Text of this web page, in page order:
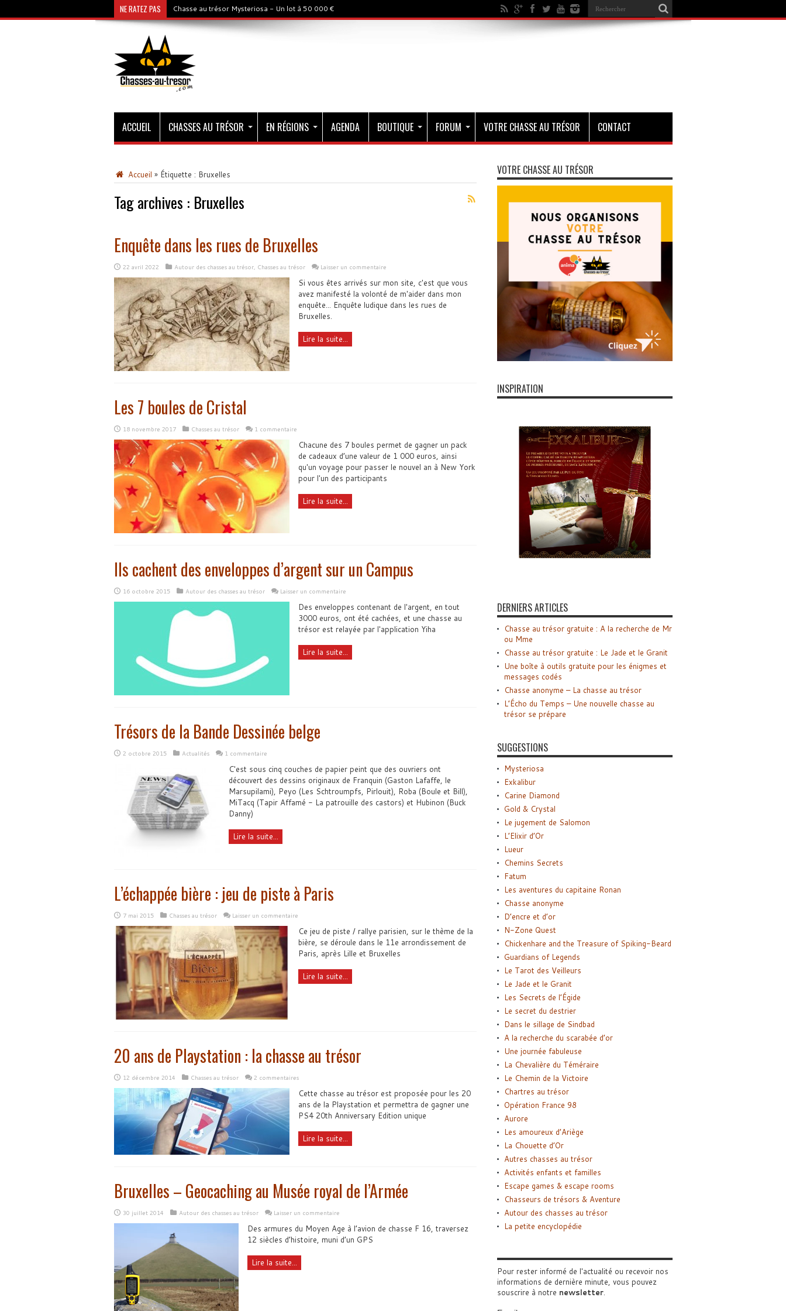
NE RATEZ PAS Chasse au trésor Mysteriosa - Un lot à 50 000 €
ACCUEIL CHASSES AU TRÉSOR EN RÉGIONS AGENDA BOUTIQUE FORUM VOTRE CHASSE AU TRÉSOR CONTACT
Accueil » Étiquette : Bruxelles
Tag archives : Bruxelles
Enquête dans les rues de Bruxelles
22 avril 2022 Autour des chasses au trésor, Chasses au trésor Laisser un commentaire
Si vous êtes arrivés sur mon site, c'est que vous
avez manifesté la volonté de m'aider dans mon
enquête... Enquête ludique dans les rues de
Bruxelles.
Lire la suite...
Les 7 boules de Cristal
18 novembre 2017 Chasses au trésor 1 commentaire
Chacune des 7 boules permet de gagner un pack
de cadeaux d’une valeur de 1 000 euros, ainsi
qu'un voyage pour passer le nouvel an à New York
pour l'un des participants
Lire la suite...
Ils cachent des enveloppes d’argent sur un Campus
16 octobre 2015 Autour des chasses au trésor Laisser un commentaire
Des enveloppes contenant de l'argent, en tout
3000 euros, ont été cachées, et une chasse au
trésor est relayée par l'application Yiha
Lire la suite...
Trésors de la Bande Dessinée belge
2 octobre 2015 Actualités 1 commentaire
C'est sous cinq couches de papier peint que des ouvriers ont
découvert des dessins originaux de Franquin (Gaston Lafaffe, le
Marsupilami), Peyo (Les Schtroumpfs, Pirlouit), Roba (Boule et Bill),
MiTacq (Tapir Affamé - La patrouille des castors) et Hubinon (Buck
Danny)
Lire la suite...
L’échappée bière : jeu de piste à Paris
7 mai 2015 Chasses au trésor Laisser un commentaire
Ce jeu de piste / rallye parisien, sur le thème de la
bière, se déroule dans le 11e arrondissement de
Paris, après Lille et Bruxelles
Lire la suite...
20 ans de Playstation : la chasse au trésor
12 décembre 2014 Chasses au trésor 2 commentaires
Cette chasse au trésor est proposée pour les 20
ans de la Playstation et permettra de gagner une
PS4 20th Anniversary Edition unique
Lire la suite...
Bruxelles – Geocaching au Musée royal de l’Armée
30 juillet 2014 Autour des chasses au trésor Laisser un commentaire
Des armures du Moyen Age à l’avion de chasse F 16, traversez
12 siècles d’histoire, muni d’un GPS
Lire la suite...
VOTRE CHASSE AU TRÉSOR
INSPIRATION
DERNIERS ARTICLES
Chasse au trésor gratuite : A la recherche de Mr
ou Mme
Chasse au trésor gratuite : Le Jade et le Granit
Une boîte à outils gratuite pour les énigmes et
messages codés
Chasse anonyme – La chasse au trésor
L’Écho du Temps – Une nouvelle chasse au
trésor se prépare
SUGGESTIONS
Mysteriosa
Exkalibur
Carine Diamond
Gold & Crystal
Le jugement de Salomon
L’Elixir d’Or
Lueur
Chemins Secrets
Fatum
Les aventures du capitaine Ronan
Chasse anonyme
D’encre et d’or
N-Zone Quest
Chickenhare and the Treasure of Spiking-Beard
Guardians of Legends
Le Tarot des Veilleurs
Le Jade et le Granit
Les Secrets de l’Égide
Le secret du destrier
Dans le sillage de Sindbad
A la recherche du scarabée d’or
Une journée fabuleuse
La Chevalière du Téméraire
Le Chemin de la Victoire
Chartres au trésor
Opération France 98
Aurore
Les amoureux d’Ariège
La Chouette d’Or
Autres chasses au trésor
Activités enfants et familles
Escape games & escape rooms
Chasseurs de trésors & Aventure
Autour des chasses au trésor
La petite encyclopédie
Pour rester informé de l'actualité ou recevoir nos
informations de dernière minute, vous pouvez
souscrire à notre newsletter.